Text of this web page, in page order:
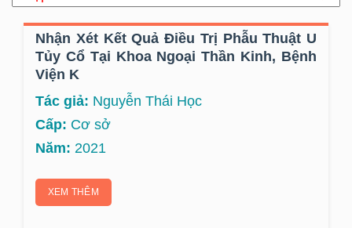
Nhận Xét Kết Quả Điều Trị Phẫu Thuật U
Tủy Cổ Tại Khoa Ngoại Thần Kinh, Bệnh
Viện K
Tác giả: Nguyễn Thái Học
Cấp: Cơ sở
Năm: 2021
XEM THÊM